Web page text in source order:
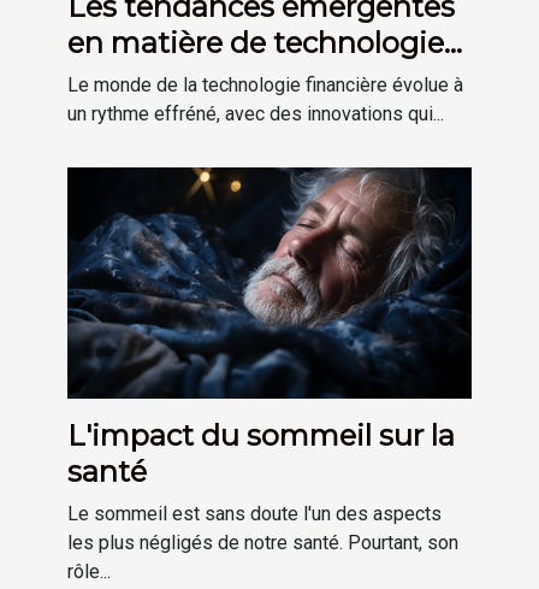
en matière de technologie
financière
Le monde de la technologie financière évolue à
un rythme effréné, avec des innovations qui...
L'impact du sommeil sur la
santé
Le sommeil est sans doute l'un des aspects
les plus négligés de notre santé. Pourtant, son
rôle...